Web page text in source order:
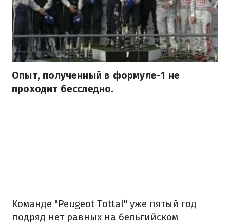
Опыт, полученный в формуле-1 не
проходит бесследно.
Команде "Peugeot Tottal" уже пятый год
подряд нет равных на бельгийском